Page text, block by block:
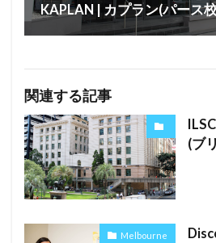
KAPLAN | カプラン(パース
関連する記事
(ブ
Melbourne